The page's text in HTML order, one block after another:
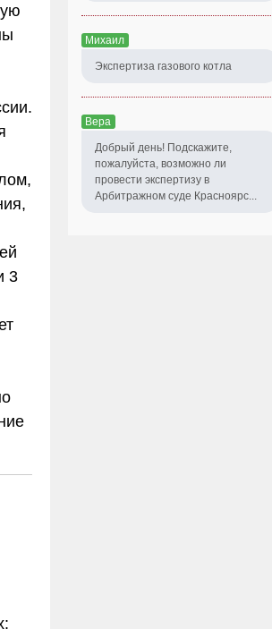
3
Михаил
Экспертиза газового котла
Вера
Добрый день! Подскажите,
пожалуйста, возможно ли
провести экспертизу в
Арбитражном суде Красноярс...